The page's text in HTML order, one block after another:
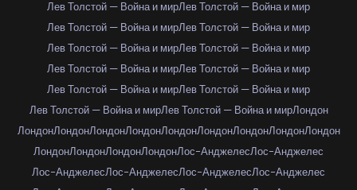
Лев Толстой — Война и мирЛев Толстой — Война и мир
Лев Толстой — Война и мирЛев Толстой — Война и мир
Лев Толстой — Война и мирЛев Толстой — Война и мир
Лев Толстой — Война и мирЛев Толстой — Война и мир
Лев Толстой — Война и мирЛев Толстой — Война и мир
Лев Толстой — Война и мирЛев Толстой — Война и мирЛондон
ЛондонЛондонЛондонЛондонЛондонЛондонЛондонЛондонЛондон
ЛондонЛондонЛондонЛондонЛос-АнджелесЛос-Анджелес
Лос-АнджелесЛос-АнджелесЛос-АнджелесЛос-Анджелес